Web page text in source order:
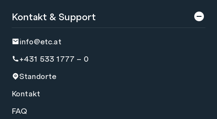
Kontakt & Support
info@etc.at
+431 533 1777 – 0
Standorte
Kontakt
FAQ